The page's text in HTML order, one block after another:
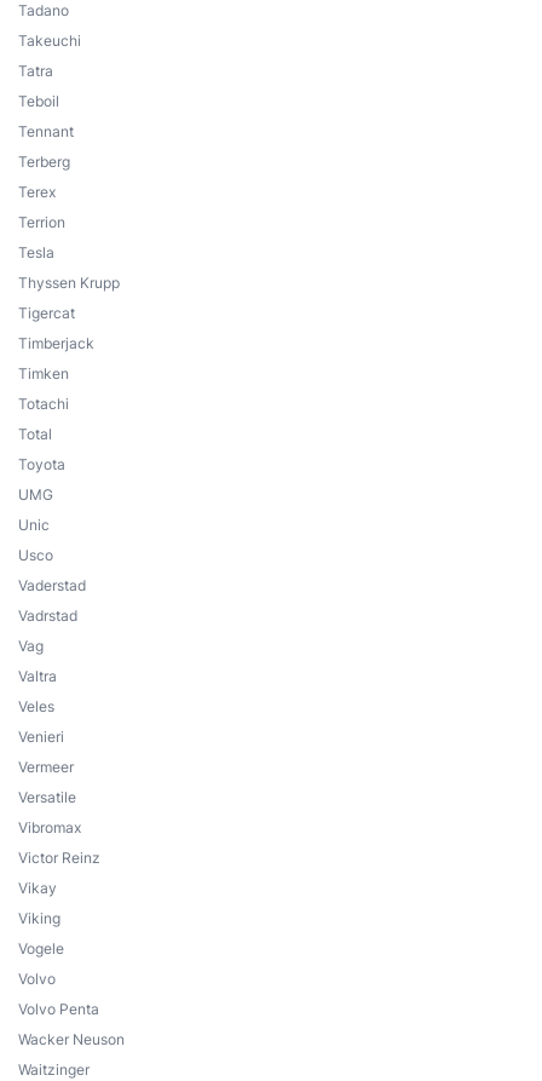
Tadano
Takeuchi
Tatra
Teboil
Tennant
Terberg
Terex
Terrion
Tesla
Thyssen Krupp
Tigercat
Timberjack
Timken
Totachi
Total
Toyota
UMG
Unic
Usco
Vaderstad
Vadrstad
Vag
Valtra
Veles
Venieri
Vermeer
Versatile
Vibromax
Victor Reinz
Vikay
Viking
Vogele
Volvo
Volvo Penta
Wacker Neuson
Waitzinger